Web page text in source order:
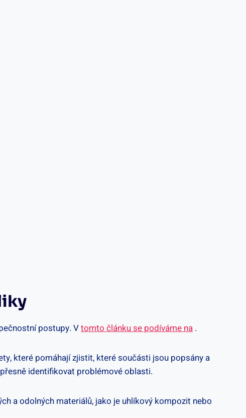
postupy.​ Vtomto článku se podíváme na .
které pomáhají zjistit,⁤ které ​součásti ​jsou popsány a
identifikovat problémové‌ oblasti.
a odolných materiálů, jako je ⁣uhlíkový⁢ kompozit nebo